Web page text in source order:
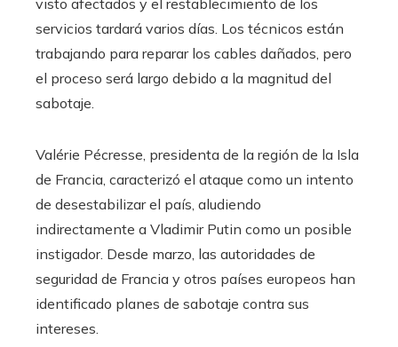
visto afectados y el restablecimiento de los
servicios tardará varios días. Los técnicos están
trabajando para reparar los cables dañados, pero
el proceso será largo debido a la magnitud del
sabotaje.
Valérie Pécresse, presidenta de la región de la Isla
de Francia, caracterizó el ataque como un intento
de desestabilizar el país, aludiendo
indirectamente a Vladimir Putin como un posible
instigador. Desde marzo, las autoridades de
seguridad de Francia y otros países europeos han
identificado planes de sabotaje contra sus
intereses.